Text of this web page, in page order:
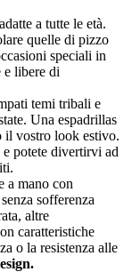
a tutte le età.
quelle di pizzo
speciali in
e libere di
temi tribali e
Una espadrillas
il vostro look estivo.
potete divertirvi ad
a mano con
sofferenza
altre
caratteristiche
o la resistenza alle